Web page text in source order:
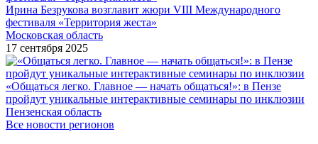
Ирина Безрукова возглавит жюри VIII Международного
фестиваля «Территория жеста»
Московская область
17 сентября 2025
«Общаться легко. Главное — начать общаться!»: в Пензе
пройдут уникальные интерактивные семинары по инклюзии
Пензенская область
Все новости регионов